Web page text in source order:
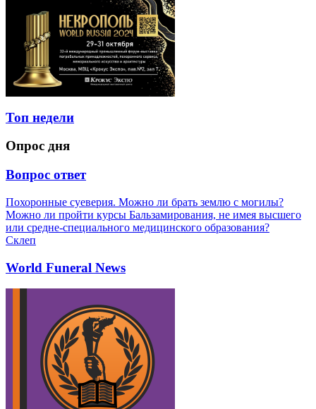
Топ недели
Опрос дня
Вопрос ответ
Похоронные суеверия. Можно ли брать землю с могилы?
Можно ли пройти курсы Бальзамирования, не имея высшего
или средне-специального медицинского образования?
Склеп
World Funeral News